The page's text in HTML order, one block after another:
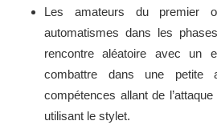
Les amateurs du premier
automatismes dans les
rencontre aléatoire avec un
combattre dans une petite
compétences allant de
utilisant le stylet.